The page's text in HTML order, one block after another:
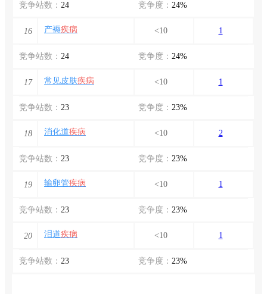
竞争站数： 24 竞争度： 24%
16 产褥疾病 <10 1
竞争站数： 24 竞争度： 24%
17 常见皮肤疾病 <10 1
竞争站数： 23 竞争度： 23%
18 消化道疾病 <10 2
竞争站数： 23 竞争度： 23%
19 输卵管疾病 <10 1
竞争站数： 23 竞争度： 23%
20 泪道疾病 <10 1
竞争站数： 23 竞争度： 23%